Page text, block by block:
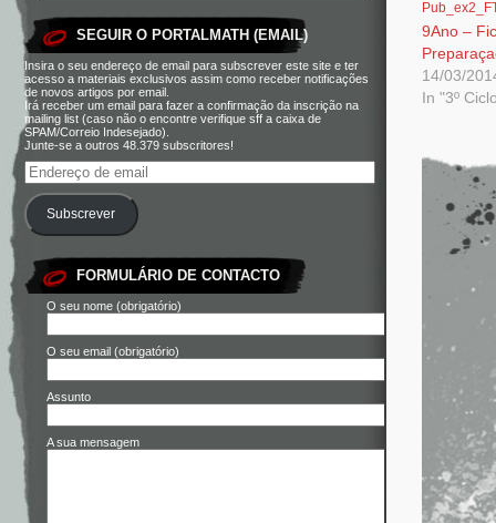
SEGUIR O PORTALMATH (EMAIL)
Insira o seu endereço de email para subscrever este site e ter
acesso a materiais exclusivos assim como receber notificações
de novos artigos por email.
Irá receber um email para fazer a confirmação da inscrição na
mailing list (caso não o encontre verifique sff a caixa de
SPAM/Correio Indesejado).
Junte-se a outros 48.379 subscritores!
Subscrever
FORMULÁRIO DE CONTACTO
O seu nome (obrigatório)
O seu email (obrigatório)
Assunto
A sua mensagem
9Ano –
14/03/
In "3º